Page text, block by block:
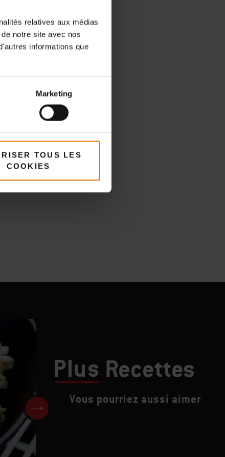
relatives aux médias
notre site avec nos
informations que
Marketing
TOUS LES
COOKIES
Plus Recettes
Vous pourriez aussi aimer